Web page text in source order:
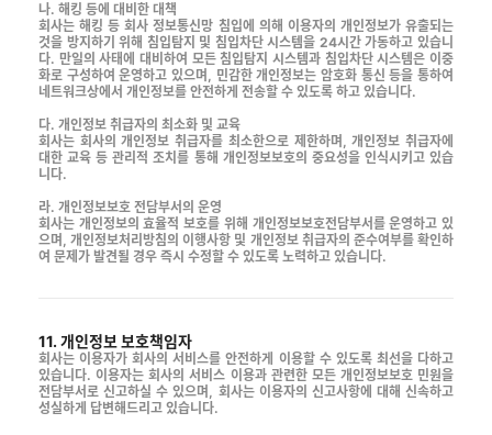
나. 해킹 등에 대비한 대책
회사는 해킹 등 회사 정보통신망 침입에 의해 이용자의 개인정보가 유출되는
것을 방지하기 위해 침입탐지 및 침입차단 시스템을 24시간 가동하고 있습니
다. 만일의 사태에 대비하여 모든 침입탐지 시스템과 침입차단 시스템은 이중
화로 구성하여 운영하고 있으며, 민감한 개인정보는 암호화 통신 등을 통하여
네트워크상에서 개인정보를 안전하게 전송할 수 있도록 하고 있습니다.
다. 개인정보 취급자의 최소화 및 교육
회사는 회사의 개인정보 취급자를 최소한으로 제한하며, 개인정보 취급자에
대한 교육 등 관리적 조치를 통해 개인정보보호의 중요성을 인식시키고 있습
니다.
라. 개인정보보호 전담부서의 운영
회사는 개인정보의 효율적 보호를 위해 개인정보보호전담부서를 운영하고 있
으며, 개인정보처리방침의 이행사항 및 개인정보 취급자의 준수여부를 확인하
여 문제가 발견될 경우 즉시 수정할 수 있도록 노력하고 있습니다.
11. 개인정보 보호책임자
회사는 이용자가 회사의 서비스를 안전하게 이용할 수 있도록 최선을 다하고
있습니다. 이용자는 회사의 서비스 이용과 관련한 모든 개인정보보호 민원을
전담부서로 신고하실 수 있으며, 회사는 이용자의 신고사항에 대해 신속하고
성실하게 답변해드리고 있습니다.